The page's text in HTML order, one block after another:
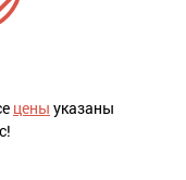
цены указаны